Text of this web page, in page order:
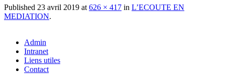
Published 23 avril 2019 at 626 × 417 in L’ECOUTE EN
MEDIATION.
Admin
Intranet
Liens utiles
Contact